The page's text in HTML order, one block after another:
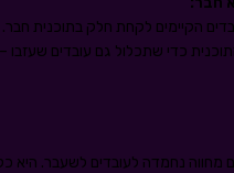
הקיימים לקחת חלק בתוכנית חבר.
כדי שתכלול גם עובדים שעזבו
מחווה נחמדה לעובדים לשעבר.